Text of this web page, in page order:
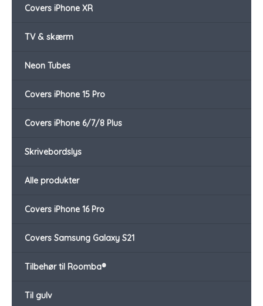
Covers iPhone XR
TV & skærm
Neon Tubes
Covers iPhone 15 Pro
Covers iPhone 6/7/8 Plus
Skrivebordslys
Alle produkter
Covers iPhone 16 Pro
Covers Samsung Galaxy S21
Tilbehør til Roomba®
Til gulv